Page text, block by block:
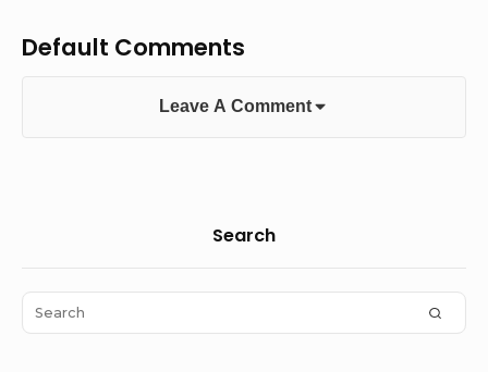
Default Comments
Leave A Comment
Area
Search
Search
for: